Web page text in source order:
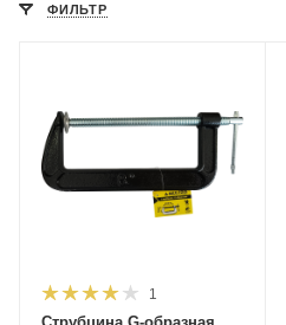
ФИЛЬТР
1
Струбцина G-образная